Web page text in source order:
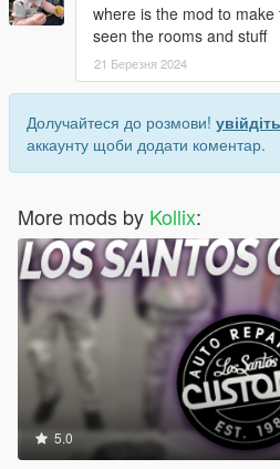
where is the mod to
seen the rooms and stuff
21 Березня 2024
Долучайтеся до розмови! увійдіть
аккаунту щоби додати коментар.
More mods by Kollix:
5.0